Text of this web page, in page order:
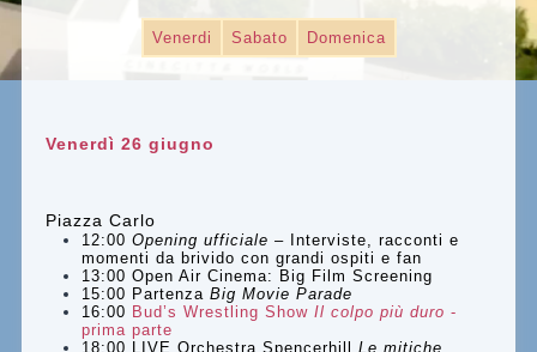
Venerdi Sabato Domenica
Venerdì 26 giugno
Piazza Carlo
12:00 Opening ufficiale –
Interviste, racconti e
momenti da brivido con grandi ospiti e fan
13:00 Open Air Cinema: Big Film Screening
15:00 Partenza Big Movie Parade
16:00 Bud’s Wrestling Show Il colpo più duro -
prima parte
18:00 LIVE Orchestra Spencerhill Le mitiche